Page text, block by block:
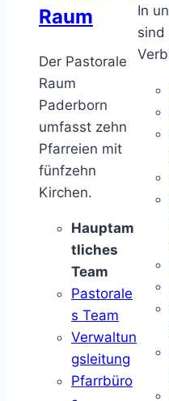
Raum
Der Pastorale
Raum
Paderborn
umfasst zehn
Pfarreien mit
fünfzehn
Kirchen.
Hauptam
tliches
Team
Pastorale
s Team
Verwaltun
gsleitung
Pfarrbüro
In
sind